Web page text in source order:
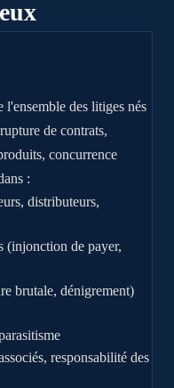
des litiges nés
de contrats,
concurrence
:
distributeurs,
(injonction de payer,
brutale, dénigrement)
responsabilité des